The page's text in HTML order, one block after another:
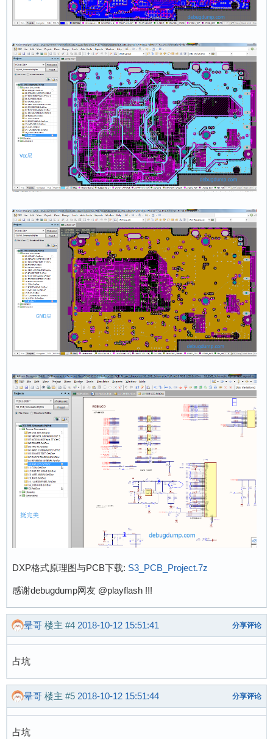
DXP格式原理图与PCB下载: S3_PCB_Project.7z
感谢debugdump网友 @playflash !!!
晕哥 楼主 #4 2018-10-12 15:51:41 分享评论
占坑
晕哥 楼主 #5 2018-10-12 15:51:44 分享评论
占坑